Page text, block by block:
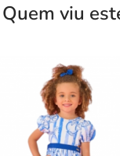
Quem viu